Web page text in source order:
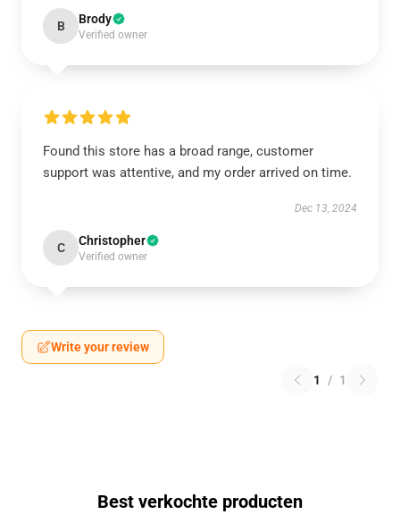
B Brody
Verified owner
Found this store has a broad range, customer
support was attentive, and my order arrived on time.
Dec 13, 2024
C Christopher
Verified owner
Write your review
1 / 1
Best verkochte producten